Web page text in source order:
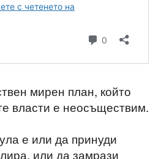
мирен план, който
власти е неосъществим.
е или да принуди
или да замрази